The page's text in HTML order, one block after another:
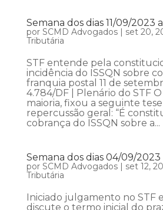
Semana dos dias 11/09/2023
por SCMD Advogados| set 20,
Tributária
STF entende pela
incidência do ISSQN sobre
franquia postal 11 de
4.784/DF | Plenário do STF
maioria, fixou a seguinte
repercussão geral: “É
cobrança do ISSQN sobre a...
Semana dos dias 04/09/2023
por SCMD Advogados| set 12,
Tributária
Iniciado julgamento no STF
discute o termo inicial do